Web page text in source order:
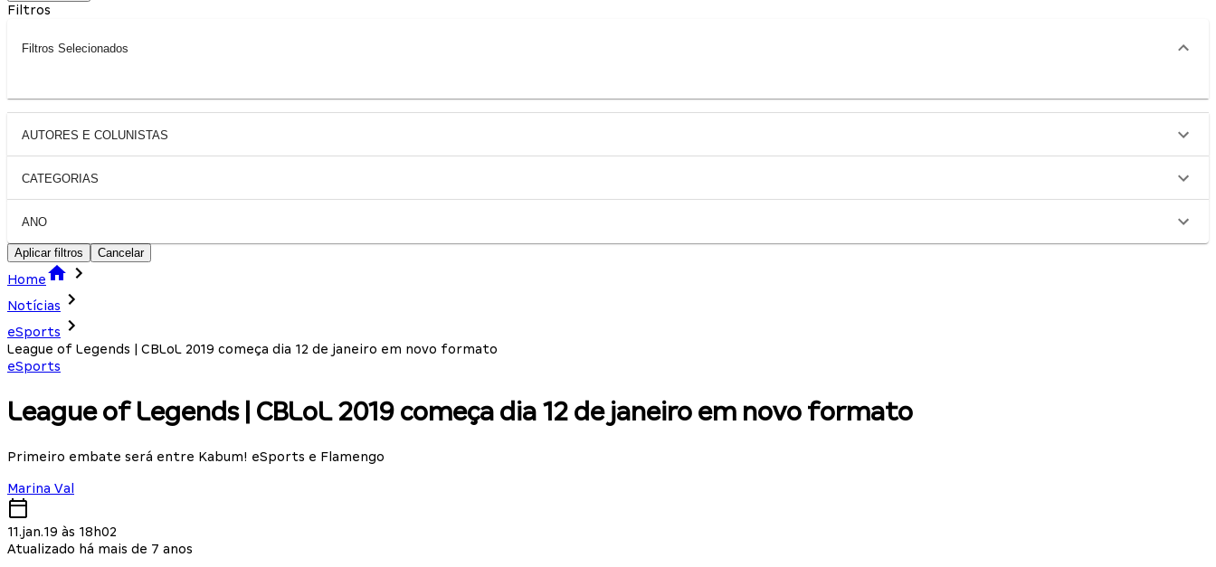
Filtros
Filtros Selecionados
AUTORES E COLUNISTAS
CATEGORIAS
ANO
Aplicar filtros Cancelar
Home
Notícias
eSports
League of Legends | CBLoL 2019 começa dia 12 de janeiro em novo formato
eSports
League of Legends | CBLoL 2019 começa dia 12 de janeiro em novo formato
Primeiro embate será entre Kabum! eSports e Flamengo
Marina Val
11.jan.19 às 18h02
Atualizado há mais de 7 anos